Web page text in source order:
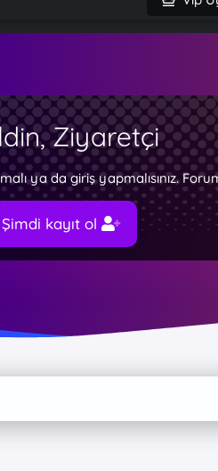
Ziyaretçi
ya da giriş yapmalısınız.
Şimdi kayıt ol